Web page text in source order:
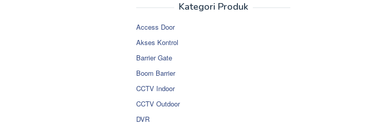
Kategori Produk
Access Door
Akses Kontrol
Barrier Gate
Boom Barrier
CCTV Indoor
CCTV Outdoor
DVR